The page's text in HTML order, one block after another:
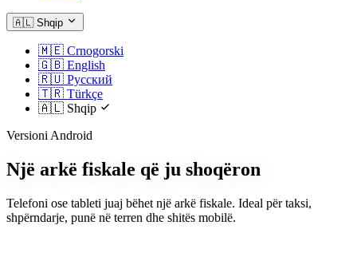
🇦🇱 Shqip
🇲🇪 Crnogorski
🇬🇧 English
🇷🇺 Русский
🇹🇷 Türkçe
🇦🇱 Shqip
Versioni Android
Një arkë fiskale që ju shoqëron
Telefoni ose tableti juaj bëhet një arkë fiskale. Ideal për taksi,
shpërndarje, punë në terren dhe shitës mobilë.